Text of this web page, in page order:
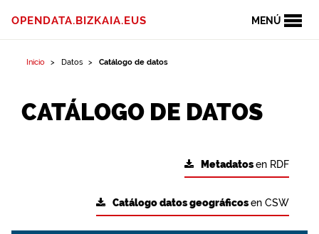
MENÚ
OPENDATA.BIZKAIA.EUS
Inicio Datos Catálogo de datos
CATÁLOGO DE DATOS
Metadatosen RDF
Catálogo datos geográficosen CSW